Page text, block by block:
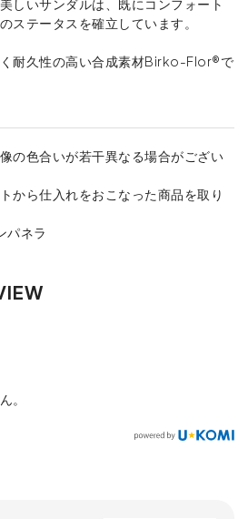
しいサンダルは、既にコンフォート
ステータスを確立しています。
耐久性の高い合成素材Birko-Flor®で
の色合いが若干異なる場合がござい
から仕入れをおこなった商品を取り
パネラ
。